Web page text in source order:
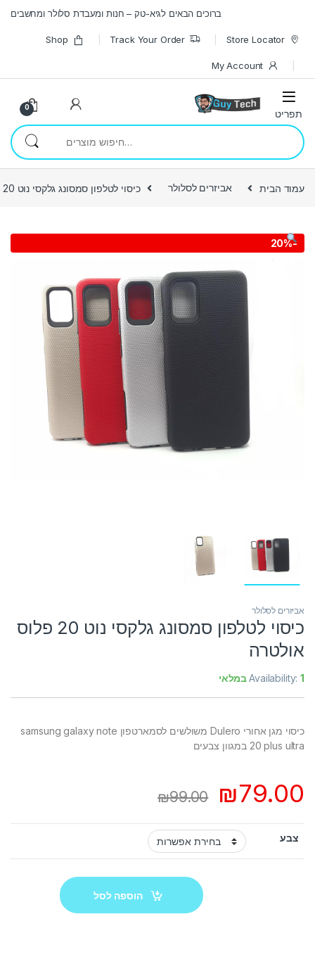
ברוכים הבאים לגיא-טק – חנות ומעבדת סלולר ומחשבים
Store Locator
Track Your Order
Shop
My Account
0
חיפוש עבור:
עמוד הבית אביזרים לסלולר כיסוי לטלפון סמסונג גלקסי נוט 20 פלוס אולטרה
-
20%
אביזרים לסלולר
כיסוי לטלפון סמסונג גלקסי נוט 20 פלוס
אולטרה
Availability:1 במלאי
כיסוי מגן אחורי Dulero משולשים לסמארטפון samsung galaxy note
20 plus ultra במגוון צבעים
₪79.00
₪99.00
צבע
הוספה לסל